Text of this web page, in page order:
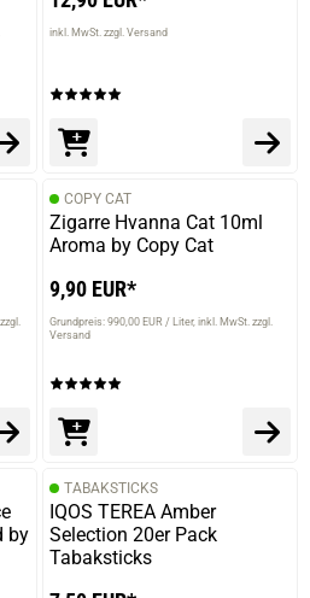
next
inkl. MwSt. zzgl. Versand
COPY CAT
Zigarre Hvanna Cat 10ml
Aroma by Copy Cat
9,90 EUR*
Grundpreis: 990,00 EUR / Liter inkl. MwSt. zzgl.
Versand
by
TABAKSTICKS
IQOS TEREA Amber
Selection 20er Pack
Tabaksticks